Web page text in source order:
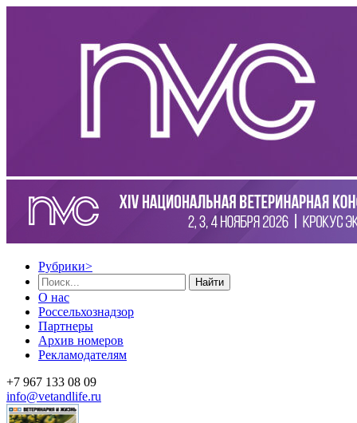
Рубрики>
Найти
О нас
Россельхознадзор
Партнеры
Архив номеров
Рекламодателям
+7 967 133 08 09
info@vetandlife.ru